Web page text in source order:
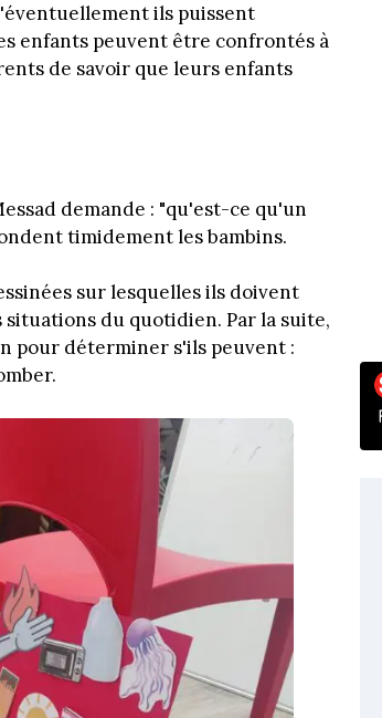
ils puissent
enfants peuvent être confrontés à
de savoir que leurs enfants
demande : "qu'est-ce qu'un
timidement les bambins.
sur lesquelles ils doivent
du quotidien. Par la suite,
pour déterminer s'ils peuvent :